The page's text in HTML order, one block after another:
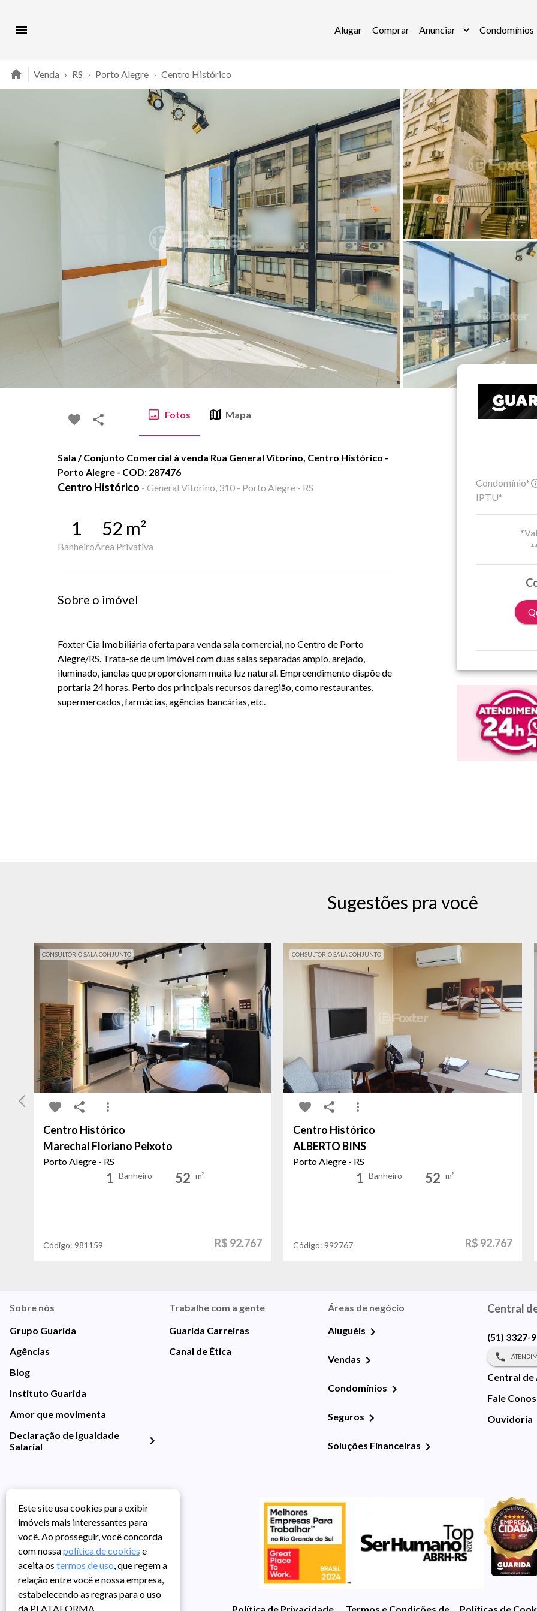
Alugar Comprar Anunciar Condomínios
Venda › RS › Porto Alegre › Centro Histórico
Fotos Mapa
Sala / Conjunto Comercial à venda Rua General Vitorino, Centro Histórico -
Porto Alegre - COD: 287476
Centro Histórico - General Vitorino, 310 - Porto Alegre - RS
1
Banheiro
52 m²
Área Privativa
Sobre o imóvel
Foxter Cia Imobiliária oferta para venda sala comercial, no Centro de Porto
Alegre/RS. Trata-se de um imóvel com duas salas separadas amplo, arejado,
iluminado, janelas que proporcionam muita luz natural. Empreendimento dispõe de
portaria 24 horas. Perto dos principais recursos da região, como restaurantes,
supermercados, farmácias, agências bancárias, etc.
Condomínio*
IPTU*
Sugestões pra você
CONSULTORIO SALA CONJUNTO
Centro Histórico
Marechal Floriano Peixoto
Porto Alegre - RS
1 Banheiro 52 m²
Código: 981159 R$ 92.767
CONSULTORIO SALA CONJUNTO
Centro Histórico
ALBERTO BINS
Porto Alegre - RS
1 Banheiro 52 m²
Código:992767 R$ 92.767
Sobre nós
Grupo Guarida
Agências
Blog
Instituto Guarida
Amor que movimenta
Declaração de Igualdade
Salarial
Trabalhe com a gente
Guarida Carreiras
Canal de Ética
Áreas de negócio
Aluguéis
Vendas
Condomínios
Seguros
Soluções Financeiras
Central
(51) 3327-
Central de
Fale
Ouvidoria
Política de Privacidade Termos e Condições de UsoPolíticas de
Este site usa cookies para exibir
imóveis mais interessantes para
você. Ao prosseguir, você concorda
com nossapolítica de cookies e
aceita os termos de uso, que regem a
relação entre você e nossa empresa,
estabelecendo as regras para o uso
da PLATAFORMA.